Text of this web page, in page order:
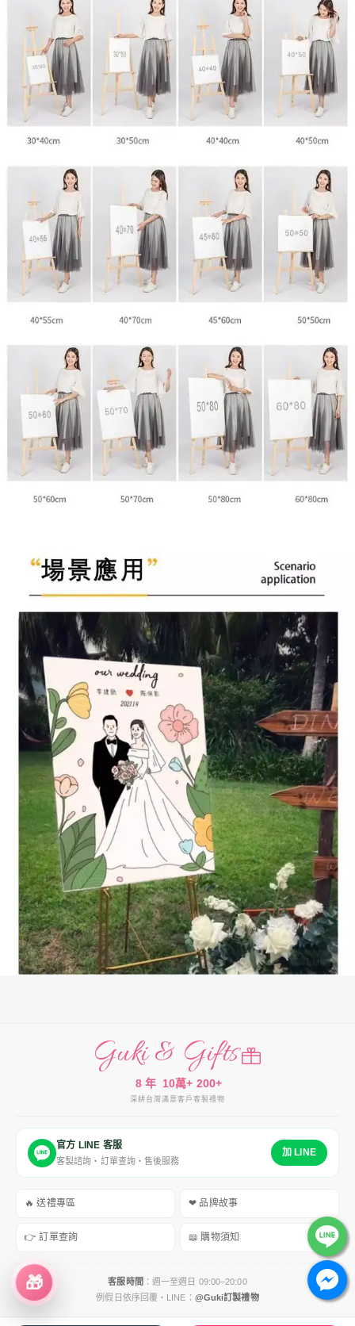
Guki & Gifts
8 年
深耕台灣
10萬+
滿意客戶
200+
客製禮物
官方 LINE 客服
客製諮詢・訂單查詢・售後服務
加 LINE
🔥 送禮專區 ❤ 品牌故事
👉 訂單查詢 📖 購物須知
客服時間 ：週一至週日 09:00–20:00
例假日依序回覆・LINE： @Guki訂製禮物
🎁